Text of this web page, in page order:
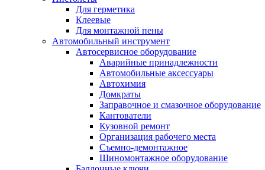
Для герметика
Клеевые
Для монтажной пены
Автомобильный инструмент
Автосервисное оборудование
Аварийные принадлежности
Автомобильные аксессуары
Автохимия
Домкраты
Заправочное и смазочное оборудование
Кантователи
Кузовной ремонт
Организация рабочего места
Съемно-демонтажное
Шиномонтажное оборудование